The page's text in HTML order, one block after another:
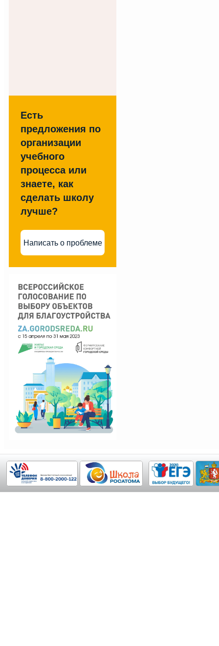
Есть
предложения по
организации
учебного
процесса или
знаете, как
сделать школу
лучше?
Написать о проблеме